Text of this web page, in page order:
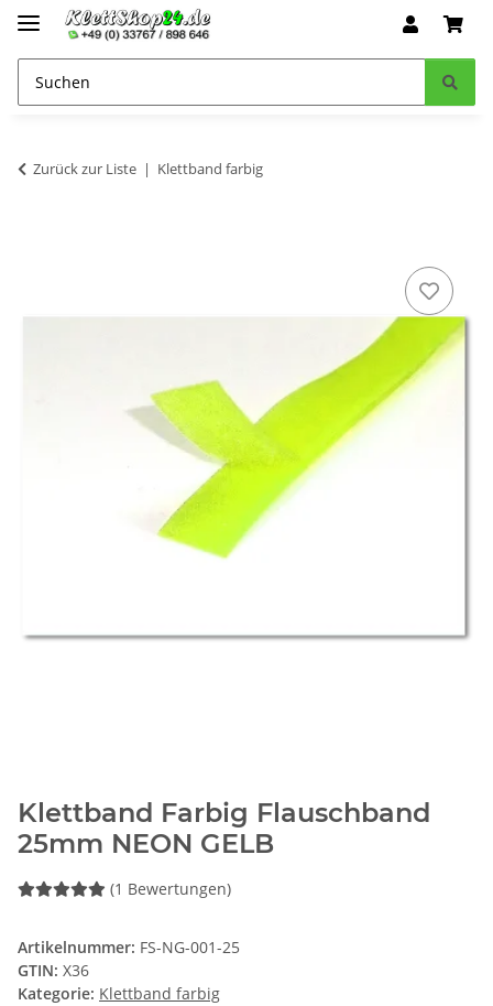
Zurück zur Liste Klettband farbig
Klettband Farbig Flauschband
25mm NEON GELB
(1 Bewertungen)
Artikelnummer: FS-NG-001-25
GTIN: X36
Kategorie: Klettband farbig